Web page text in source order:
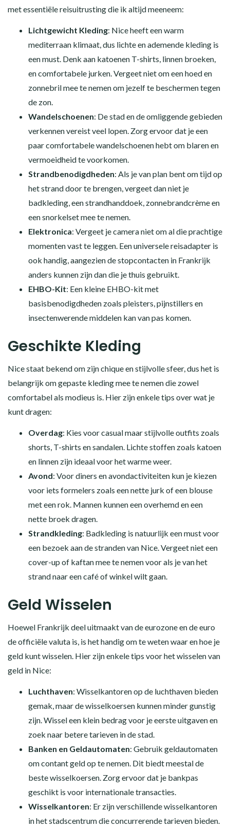
met essentiële reisuitrusting die ik altijd meeneem:
Lichtgewicht Kleding: Nice heeft een warm
mediterraan klimaat, dus lichte en ademende kleding is
een must. Denk aan katoenen T-shirts, linnen broeken,
en comfortabele jurken. Vergeet niet om een hoed en
zonnebril mee te nemen om jezelf te beschermen tegen
de zon.
Wandelschoenen: De stad en de omliggende gebieden
verkennen vereist veel lopen. Zorg ervoor dat je een
paar comfortabele wandelschoenen hebt om blaren en
vermoeidheid te voorkomen.
Strandbenodigdheden: Als je van plan bent om tijd op
het strand door te brengen, vergeet dan niet je
badkleding, een strandhanddoek, zonnebrandcrème en
een snorkelset mee te nemen.
Elektronica: Vergeet je camera niet om al die prachtige
momenten vast te leggen. Een universele reisadapter is
ook handig, aangezien de stopcontacten in Frankrijk
anders kunnen zijn dan die je thuis gebruikt.
EHBO-Kit: Een kleine EHBO-kit met
basisbenodigdheden zoals pleisters, pijnstillers en
insectenwerende middelen kan van pas komen.
Geschikte Kleding
Nice staat bekend om zijn chique en stijlvolle sfeer, dus het is
belangrijk om gepaste kleding mee te nemen die zowel
comfortabel als modieus is. Hier zijn enkele tips over wat je
kunt dragen:
Overdag: Kies voor casual maar stijlvolle outfits zoals
shorts, T-shirts en sandalen. Lichte stoffen zoals katoen
en linnen zijn ideaal voor het warme weer.
Avond: Voor diners en avondactiviteiten kun je kiezen
voor iets formelers zoals een nette jurk of een blouse
met een rok. Mannen kunnen een overhemd en een
nette broek dragen.
Strandkleding: Badkleding is natuurlijk een must voor
een bezoek aan de stranden van Nice. Vergeet niet een
cover-up of kaftan mee te nemen voor als je van het
strand naar een café of winkel wilt gaan.
Geld Wisselen
Hoewel Frankrijk deel uitmaakt van de eurozone en de euro
de officiële valuta is, is het handig om te weten waar en hoe je
geld kunt wisselen. Hier zijn enkele tips voor het wisselen van
geld in Nice:
Luchthaven: Wisselkantoren op de luchthaven bieden
gemak, maar de wisselkoersen kunnen minder gunstig
zijn. Wissel een klein bedrag voor je eerste uitgaven en
zoek naar betere tarieven in de stad.
Banken en Geldautomaten: Gebruik geldautomaten
om contant geld op te nemen. Dit biedt meestal de
beste wisselkoersen. Zorg ervoor dat je bankpas
geschikt is voor internationale transacties.
Wisselkantoren: Er zijn verschillende wisselkantoren
in het stadscentrum die concurrerende tarieven bieden.